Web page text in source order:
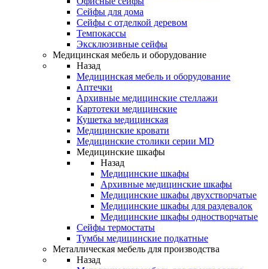
Сейфы для дома
Сейфы с отделкой деревом
Темпокассы
Эксклюзивные сейфы
Медицинская мебель и оборудование
Назад
Медицинская мебель и оборудование
Аптечки
Архивные медицинские стеллажи
Картотеки медицинские
Кушетка медицинская
Медицинские кровати
Медицинские столики серии MD
Медицинские шкафы
Назад
Медицинские шкафы
Архивные медицинские шкафы
Медицинские шкафы двухстворчатые
Медицинские шкафы для раздевалок
Медицинские шкафы одностворчатые
Сейфы термостаты
Тумбы медицинские подкатные
Металлическая мебель для производства
Назад